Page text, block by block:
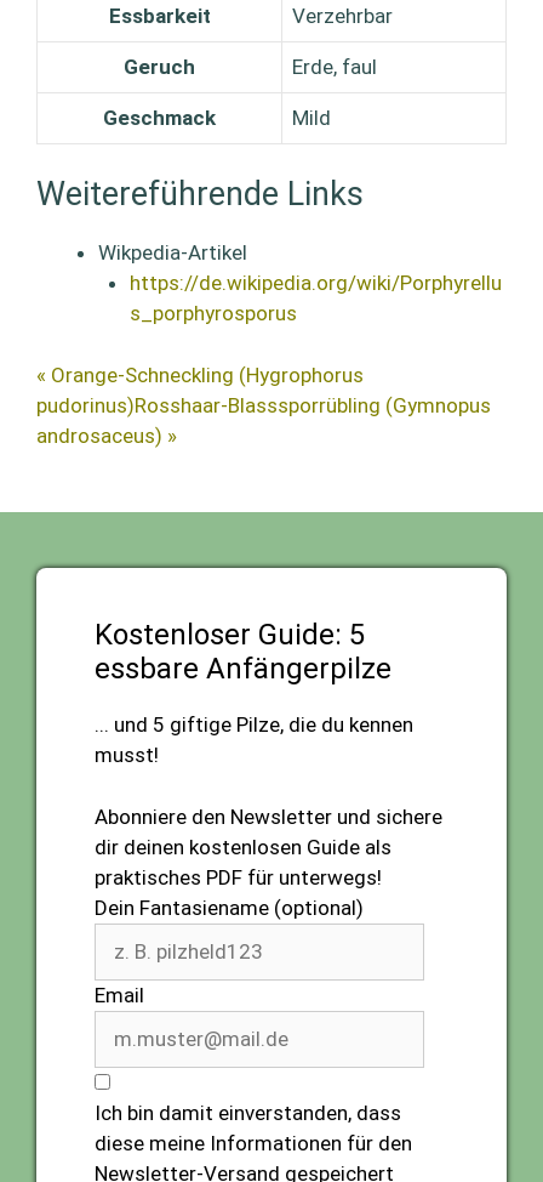
Essbarkeit Verzehrbar
Geruch Erde, faul
Geschmack Mild
Weitereführende Links
Wikpedia-Artikel
https://de.wikipedia.org/wiki/Porphyrellu
s_porphyrosporus
« Orange-Schneckling (Hygrophorus
pudorinus)Rosshaar-Blasssporrübling (Gymnopus
androsaceus) »
Kostenloser Guide: 5
essbare Anfängerpilze
... und 5 giftige Pilze, die du kennen
musst!
Abonniere den Newsletter und sichere
dir deinen kostenlosen Guide als
praktisches PDF für unterwegs!
Dein Fantasiename (optional)
Email
Ich bin damit einverstanden, dass
diese meine Informationen für den
Newsletter-Versand gespeichert